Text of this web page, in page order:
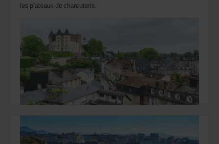
les plateaux de charcuterie.